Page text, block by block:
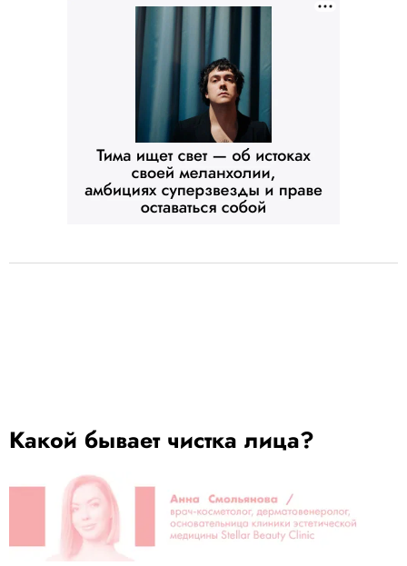
Какой бывает чистка лица?